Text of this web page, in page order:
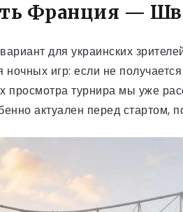
Франция —
для украинских
игр: если не
просмотра турнира мы уже
актуален перед стартом,